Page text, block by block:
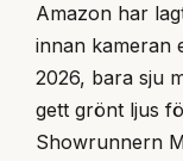
Amazon har
innan kameran
2026, bara sju
gett grönt ljus
Showrunnern